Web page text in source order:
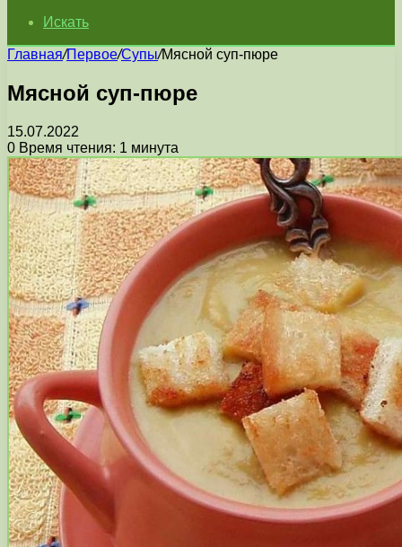
Искать
Главная/Первое/Супы/Мясной суп-пюре
Мясной суп-пюре
15.07.2022
0 Время чтения: 1 минута